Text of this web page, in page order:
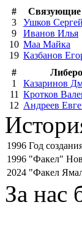
#
Связующие
3
Ушков Сергей
9
Иванов Илья
10 Маа Майка
19 Казбанов
#
Либеро
1
Казаринов
11 Кротков
12 Андреев
1996 Год
1996 "Факел"
2024 "Факел
За нас